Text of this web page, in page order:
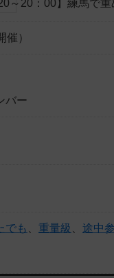
催）
バー
でも 重量級
途中